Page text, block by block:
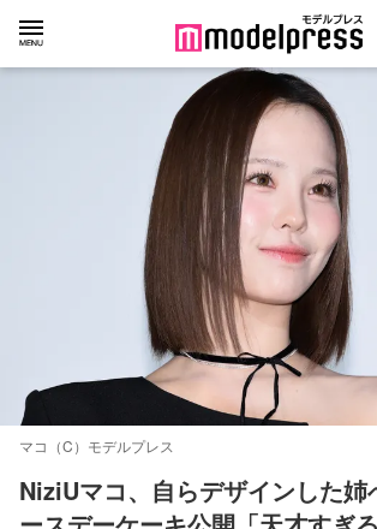
マコ（C）モデルプレス
NiziUマコ、自らデザインした姉